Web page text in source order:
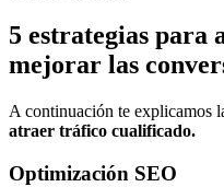
5 estrategias para
mejorar las
A continuación te explicamos
atraer tráfico cualificado.
Optimización SEO